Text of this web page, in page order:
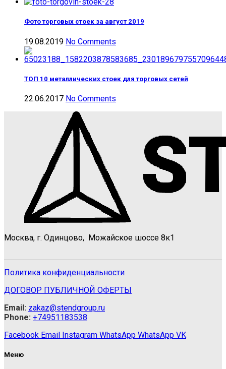
Фото торговых стоек за август 2019
19.08.2019 No Comments
ТОП 10 металлических стоек для торговых сетей
22.06.2017 No Comments
Москва, г. Одинцово, Можайское шоссе 8к1
Политика конфиденциальности
ДОГОВОР ПУБЛИЧНОЙ ОФЕРТЫ
Email: zakaz@stendgroup.ru
Phone: +74951183538
Facebook Email Instagram WhatsApp WhatsApp VK
Меню